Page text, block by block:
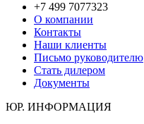
+7 499 7077323
О компании
Контакты
Наши клиенты
Письмо руководителю
Стать дилером
Документы
ЮР. ИНФОРМАЦИЯ